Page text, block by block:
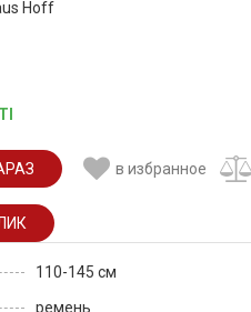
Hoff
в избранное
110-145 см
ремень